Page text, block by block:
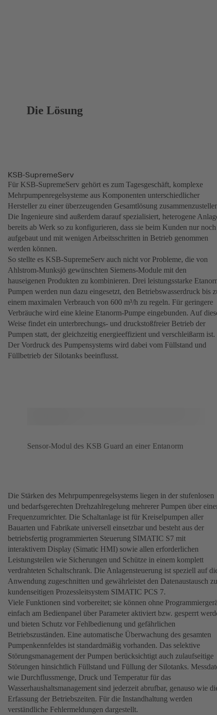
Die Lösung
KSB-SupremeServ
Für KSB-SupremeServ gehört es zum Tagesgeschäft, komplexe
Mehrpumpenregelsysteme aus Komponenten unterschiedlicher
Hersteller zu einer überzeugenden Gesamtlösung
Die Ingenieure sind außerdem darauf spezialisiert, heterogene
bereits ab Werk so zu konfigurieren, dass sie beim Kunden nur noch
aufgebaut und mit wenigen Arbeitsschritten in Betrieb genommen
werden können.
So stellte es KSB-SupremeServ auch nicht vor Probleme, die von
Ahlstrom-Munksjö gewünschten Siemens-Module mit den
hauseigenen Produkten zu kombinieren. Drei leistungsstarke
Pumpen werden nun dazu eingesetzt, den Betriebswasserdruck bis
einem maximalen Verbrauch von 600 m³/h zu regeln. Für geringere
Verbräuche wird eine kleine Etanorm-Pumpe eingebunden. Auf
Weise findet ein unterbrechungs- und druckstoßfreier Betrieb der
Pumpen statt, der gleichzeitig energieeffizient und verschleißarm ist.
Der Vordruck des Pumpensystems wird dabei vom Füllstand und
Füllbetrieb der Silotanks beeinflusst.
Sensor-Modul des KSB Guard an einer Entanorm
Die Stärken des Mehrpumpenregelsystems liegen in der stufenlosen
und bedarfsgerechten Drehzahlregelung mehrerer Pumpen über
Frequenzumrichter. Die Schaltanlage ist für Kreiselpumpen aller
Bauarten und Fabrikate universell einsetzbar und besteht aus der
betriebsfertig programmierten Steuerung SIMATIC S7 mit
interaktivem Display (Simatic HMI) sowie allen erforderlichen
Leistungsteilen wie Sicherungen und Schütze in einem komplett
verdrahteten Schaltschrank. Die Anlagensteuerung ist speziell auf
Anwendung zugeschnitten und gewährleistet den Datenaustausch
kundenseitigen Prozessleitsystem SIMATIC PCS 7.
Viele Funktionen sind vorbereitet; sie können ohne
einfach am Bedienpanel über Parameter aktiviert bzw. gesperrt
und bieten Schutz vor Fehlbedienung und gefährlichen
Betriebszuständen. Eine automatische Überwachung des gesamten
Pumpenkennfeldes ist standardmäßig vorhanden. Das selektive
Störungsmanagement der Pumpen berücksichtigt auch zulaufseitige
Störungen hinsichtlich Füllstand und Füllung der Silotanks.
wie Durchflussmenge, Druck und Temperatur für das
Wasserhaushaltsmanagement sind jederzeit abrufbar, genauso wie
Erfassung der Betriebszeiten. Für die Instandhaltung werden
verständliche Fehlermeldungen dargestellt.